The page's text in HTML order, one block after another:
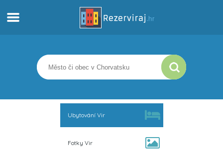
Apartmány
Turistické informace
Ubytování Vir
Fotky Vir